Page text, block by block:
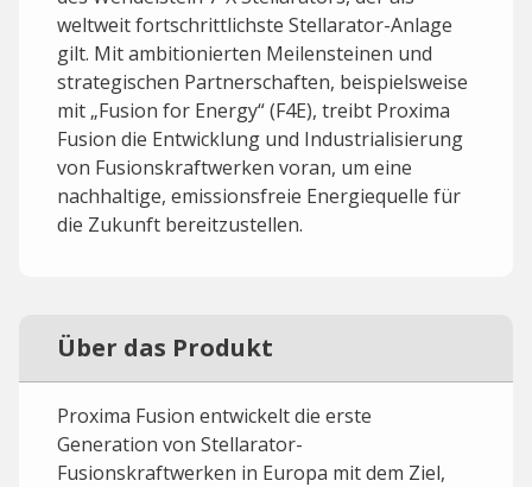
weltweit fortschrittlichste Stellarator-Anlage
gilt. Mit ambitionierten Meilensteinen und
strategischen Partnerschaften, beispielsweise
mit „Fusion for Energy“ (F4E), treibt Proxima
Fusion die Entwicklung und Industrialisierung
von Fusionskraftwerken voran, um eine
nachhaltige, emissionsfreie Energiequelle für
die Zukunft bereitzustellen.
Über das Produkt
Proxima Fusion entwickelt die erste
Generation von Stellarator-
Fusionskraftwerken in Europa mit dem Ziel,